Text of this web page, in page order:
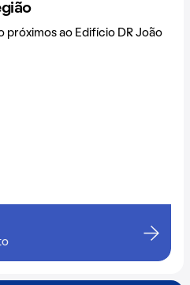
próximos ao Edifício DR João